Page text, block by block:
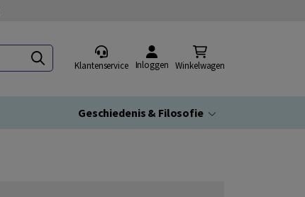
Klantenservice Inloggen Winkelwagen
Geschiedenis & Filosofie